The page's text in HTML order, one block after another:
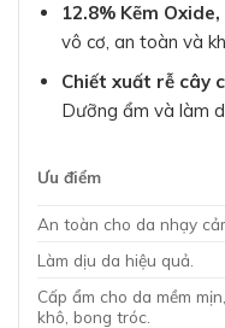
12.8% Kẽm
vô cơ, an toàn và
Chiết xuất rễ cây
Dưỡng ẩm và làm
Ưu điểm
An toàn cho da nhạy
Làm dịu da hiệu quả.
Cấp ẩm cho da mềm
khô, bong tróc.